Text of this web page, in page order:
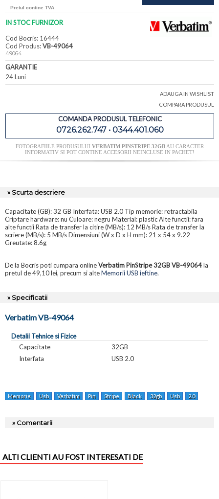
Pretul contine TVA
IN STOC FURNIZOR
Cod Bocris: 16444
Cod Produs:VB-49064
49064
GARANTIE
24 Luni
ADAUGA IN WISHLIST
COMPARA PRODUSUL
COMANDA PRODUSUL TELEFONIC
0726.262.747 • 0344.401.060
FOTOGRAFIILE PRODUSULUI VERBATIM PINSTRIPE 32GBAU CARACTER
INFORMATIV SI POT CONTINE ACCESORII NEINCLUSE IN PACHET!
» Scurta descriere
Capacitate (GB): 32 GB Interfata: USB 2.0 Tip memorie: retractabila
Criptare hardware: nu Culoare: negru Material: plastic Alte functii: fara
alte functii Rata de transfer la citire (MB/s): 12 MB/s Rata de transfer la
scriere (MB/s): 5 MB/s Dimensiuni (W x D x H mm): 21 x 54 x 9.22
Greutate: 8.6g
De la Bocris poti cumpara onlineVerbatim PinStripe 32GB VB-49064la
pretul de 49,10 lei, precum si alteMemorii USB ieftine.
» Specificatii
Verbatim VB-49064
Detalii Tehnice si Fizice
Capacitate
32GB
Interfata
USB 2.0
Memorie Usb Verbatim Pin Stripe Black 32gb Usb 2.0
» Comentarii
ALTI CLIENTI AU FOST INTERESATI DE